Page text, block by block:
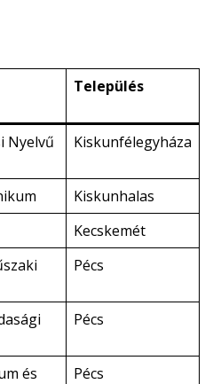
Település
Nyelvű
Kiskunfélegyháza
Kiskunhalas
Kecskemét
Pécs
Pécs
és
Pécs